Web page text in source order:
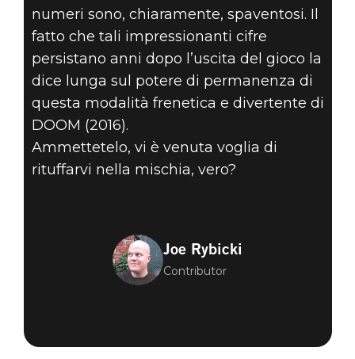
numeri sono, chiaramente, spaventosi. Il
fatto che tali impressionanti cifre
persistano anni dopo l’uscita del gioco la
dice lunga sul potere di permanenza di
questa modalità frenetica e divertente di
DOOM (2016).
Ammettetelo, vi è venuta voglia di
rituffarvi nella mischia, vero?
Joe Rybicki
Contributor